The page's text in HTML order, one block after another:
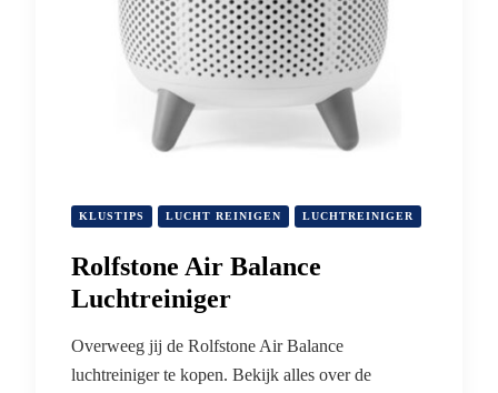
KLUSTIPS LUCHT REINIGEN LUCHTREINIGER
Rolfstone Air Balance
Luchtreiniger
Overweeg jij de Rolfstone Air Balance
luchtreiniger te kopen. Bekijk alles over de